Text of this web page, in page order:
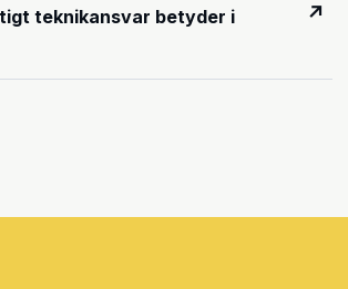
teknikansvar betyder i
↗